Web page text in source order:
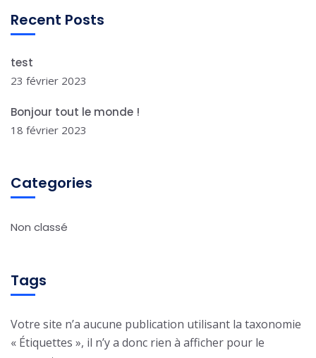
Recent Posts
test
23 février 2023
Bonjour tout le monde !
18 février 2023
Categories
Non classé
Tags
Votre site n’a aucune publication utilisant la taxonomie
« Étiquettes », il n’y a donc rien à afficher pour le